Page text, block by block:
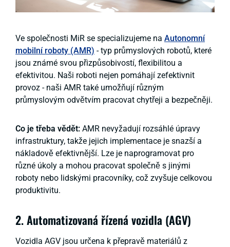
Ve společnosti MiR se specializujeme na Autonomní
mobilní roboty (AMR) - typ průmyslových robotů, které
jsou známé svou přizpůsobivostí, flexibilitou a
efektivitou. Naši roboti nejen pomáhají zefektivnit
provoz - naši AMR také umožňují různým
průmyslovým odvětvím pracovat chytřeji a bezpečněji.
Co je třeba vědět: AMR nevyžadují rozsáhlé úpravy
infrastruktury, takže jejich implementace je snazší a
nákladově efektivnější. Lze je naprogramovat pro
různé úkoly a mohou pracovat společně s jinými
roboty nebo lidskými pracovníky, což zvyšuje celkovou
produktivitu.
2. Automatizovaná řízená vozidla (AGV)
Vozidla AGV jsou určena k přepravě materiálů z